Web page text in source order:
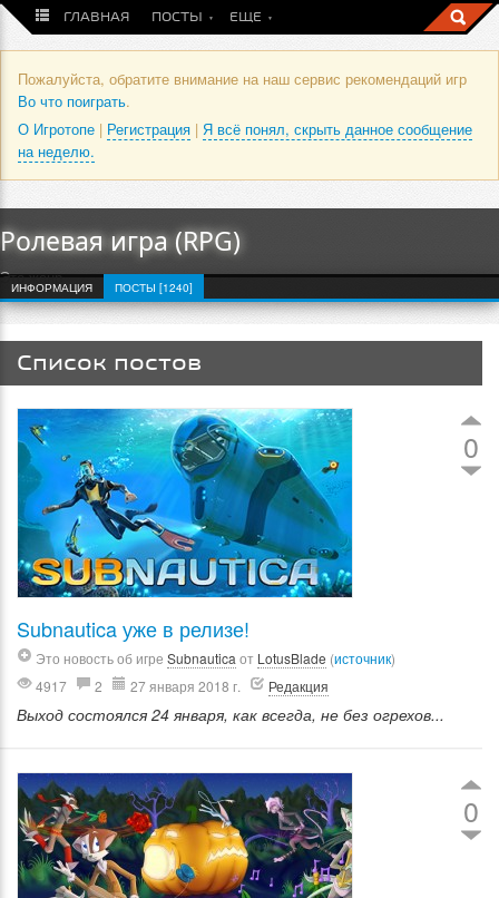
ГЛАВНАЯ ПОСТЫ ЕЩЕ
Пожалуйста, обратите внимание на наш сервис рекомендаций игр
Во что поиграть.
О Игротопе | Регистрация | Я всё понял, скрыть данное сообщение
на неделю.
Ролевая игра (RPG)
Это жанр
ИНФОРМАЦИЯ ПОСТЫ [1240]
Список постов
0
Subnautica уже в релизе!
Это новость об игре Subnautica от LotusBlade (источник)
4917
2 27 января 2018 г. Редакция
Выход состоялся 24 января, как всегда, не без огрехов...
0